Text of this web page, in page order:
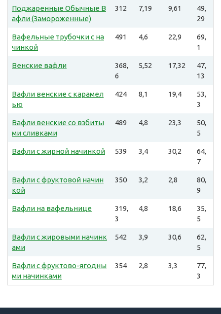
Поджаренные Обычные В
афли (Замороженные)
312 7,19 9,61
49,
29
Вафельные трубочки с на
чинкой
491 4,6 22,9
69,
1
Венские вафли
368,
6
5,52 17,32
47,
13
Вафли венские с карамел
ью
424 8,1 19,4
53,
3
Вафли венские со взбиты
ми сливками
489 4,8 23,3
50,
5
Вафли с жирной начинкой 539 3,4 30,2
64,
7
Вафли с фруктовой начин
кой
350 3,2 2,8
80,
9
Вафли на вафельнице
319,
3
4,8 18,6
35,
5
Вафли с жировыми начинк
ами
542 3,9 30,6
62,
5
Вафли с фруктово-ягодны
ми начинками
354 2,8 3,3
77,
3